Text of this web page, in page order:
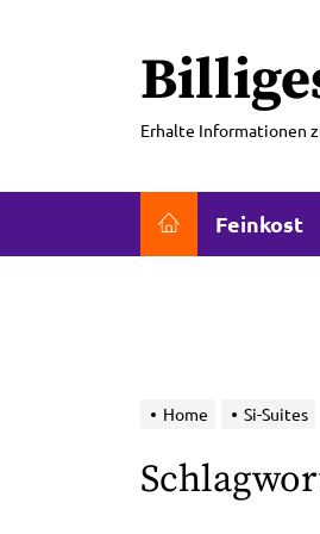
Erhalte Informationen
Feinkost
Home Si-Suites